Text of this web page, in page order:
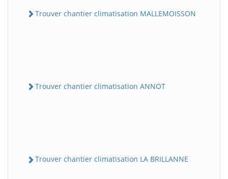
Trouver chantier climatisation MALLEMOISSON
Trouver chantier climatisation ANNOT
Trouver chantier climatisation LA BRILLANNE